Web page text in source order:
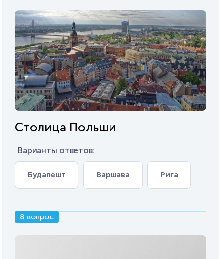
Столица Польши
Варианты ответов:
Будапешт Варшава Рига
8 вопрос